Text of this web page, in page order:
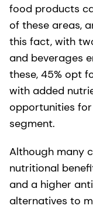
food products
of these areas,
this fact, with
and beverages
these, 45% opt
with added
opportunities
segment.
Although many
nutritional
and a higher
alternatives to